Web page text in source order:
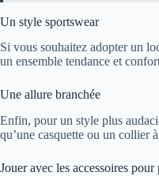
Un style sportswear
Si vous souhaitez adopter un
un ensemble tendance et
Une allure branchée
Enfin, pour un style plus
qu’une casquette ou un collier
Jouer avec les accessoires